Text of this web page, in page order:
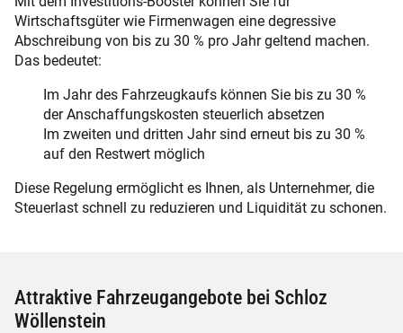
Wirtschaftsgüter wie Firmenwagen eine degressive
Abschreibung von bis zu 30 % pro Jahr geltend machen.
Das bedeutet:
Im Jahr des Fahrzeugkaufs können Sie bis zu 30 %
der Anschaffungskosten steuerlich absetzen
Im zweiten und dritten Jahr sind erneut bis zu 30 %
auf den Restwert möglich
Diese Regelung ermöglicht es Ihnen, als Unternehmer, die
Steuerlast schnell zu reduzieren und Liquidität zu schonen.
Attraktive Fahrzeugangebote bei Schloz
Wöllenstein